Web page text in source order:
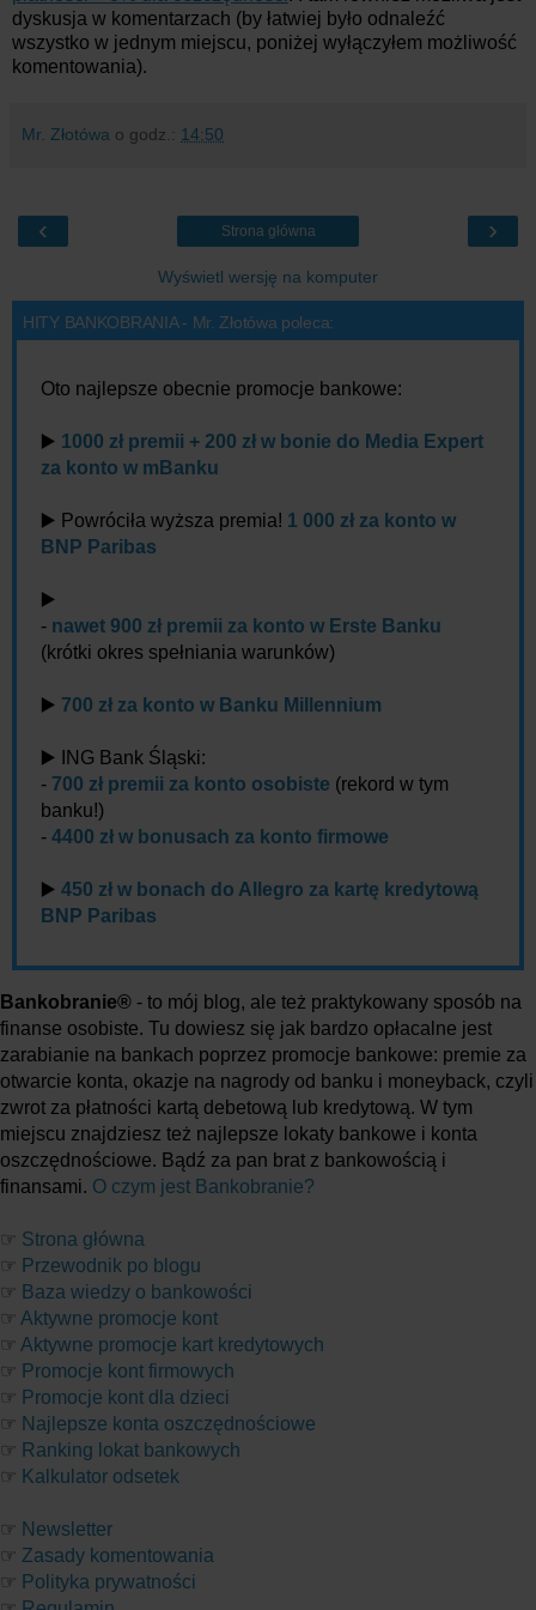
dyskusja w komentarzach (by łatwiej było odnaleźć
wszystko w jednym miejscu, poniżej wyłączyłem możliwość
komentowania).
Mr. Złotówa o godz.: 14:50
‹ ›
Strona główna
Wyświetl wersję na komputer
HITY BANKOBRANIA - Mr. Złotówa poleca:
Oto najlepsze obecnie promocje bankowe:
▶️ 1000 zł premii + 200 zł w bonie do Media Expert
za konto w mBanku
▶️ Powróciła wyższa premia! 1 000 zł za konto w
BNP Paribas
▶️
- nawet 900 zł premii za konto w Erste Banku
(krótki okres spełniania warunków)
▶️ 700 zł za konto w Banku Millennium
▶️ ING Bank Śląski:
- 700 zł premii za konto osobiste (rekord w tym
banku!)
- 4400 zł w bonusach za konto firmowe
▶️ 450 zł w bonach do Allegro za kartę kredytową
BNP Paribas
Bankobranie® - to mój blog, ale też praktykowany sposób na
finanse osobiste. Tu dowiesz się jak bardzo opłacalne jest
zarabianie na bankach poprzez promocje bankowe: premie za
otwarcie konta, okazje na nagrody od banku i moneyback, czyli
zwrot za płatności kartą debetową lub kredytową. W tym
miejscu znajdziesz też najlepsze lokaty bankowe i konta
oszczędnościowe. Bądź za pan brat z bankowością i
finansami. O czym jest Bankobranie?
☞ Strona główna
☞ Przewodnik po blogu
☞ Baza wiedzy o bankowości
☞ Aktywne promocje kont
☞ Aktywne promocje kart kredytowych
☞ Promocje kont firmowych
☞ Promocje kont dla dzieci
☞ Najlepsze konta oszczędnościowe
☞ Ranking lokat bankowych
☞ Kalkulator odsetek
☞ Newsletter
☞ Zasady komentowania
☞ Polityka prywatności